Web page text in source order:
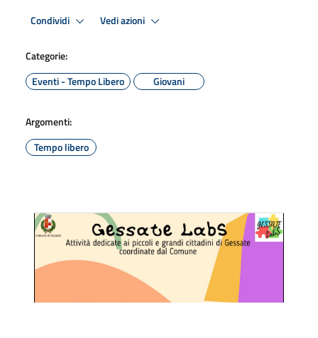
Condividi Vedi azioni
Categorie:
Eventi - Tempo Libero
Giovani
Argomenti:
Tempo libero